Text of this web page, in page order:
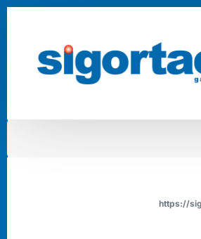
https://